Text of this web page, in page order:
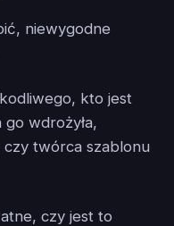
niewygodne
kto jest
wdrożyła,
twórca szablonu
czy jest to